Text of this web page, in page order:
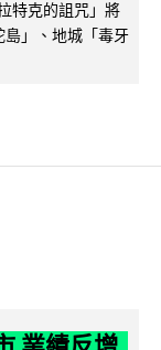
特克的詛咒」將
」、地城「毒牙